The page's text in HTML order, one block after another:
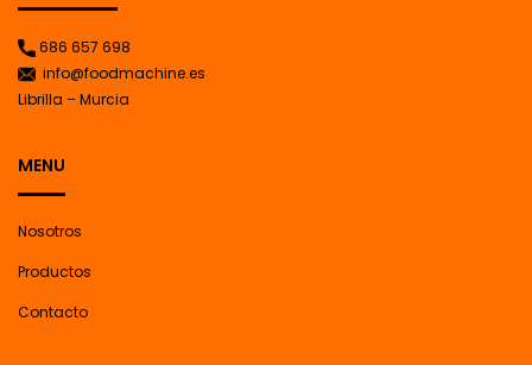
686 657 698
info@foodmachine.es
Librilla – Murcia
MENU
Nosotros
Productos
Contacto